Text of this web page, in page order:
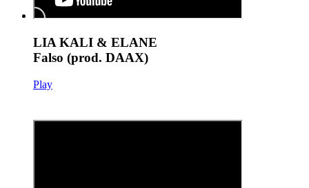
LIA KALI & ELANE
Falso (prod. DAAX)
Play